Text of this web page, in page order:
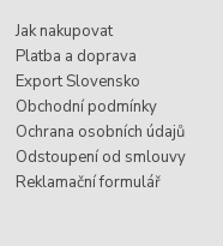
Jak nakupovat
Platba a doprava
Export Slovensko
Obchodní podmínky
Ochrana osobních údajů
Odstoupení od smlouvy
Reklamační formulář